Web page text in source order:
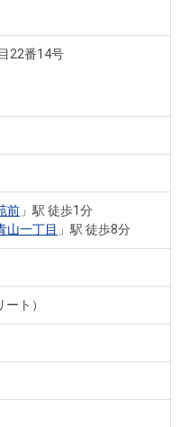
22番14号
前 」駅 徒歩1分
山一丁目 」駅 徒歩8分
ト）